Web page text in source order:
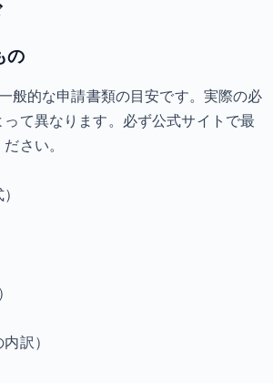
の
般的な申請書類の目安です。実際の必
て異なります。必ず公式サイトで最
さい。
訳）